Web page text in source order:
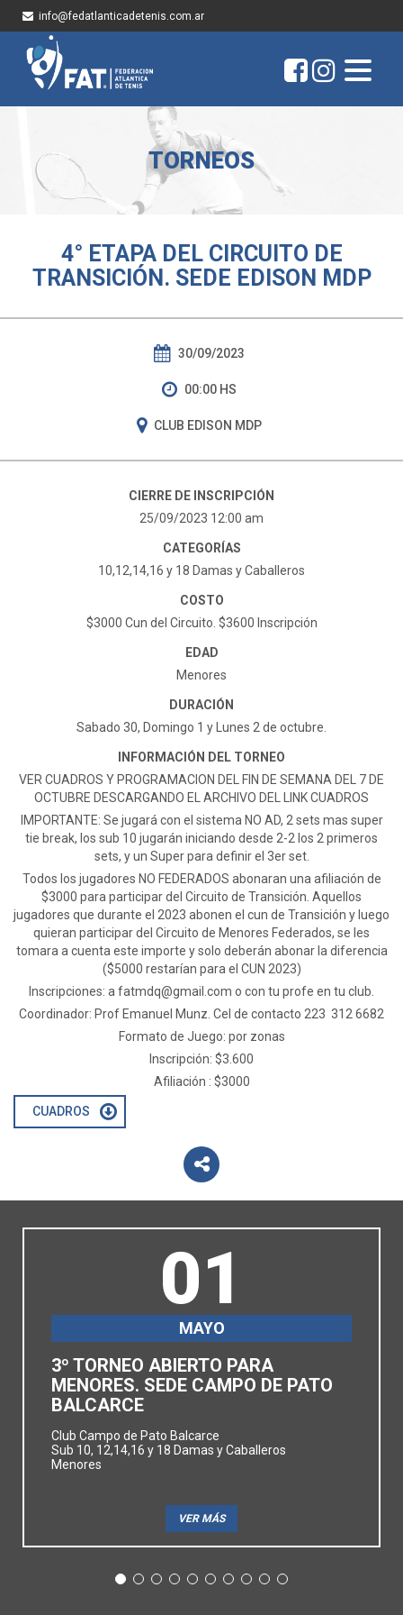
info@fedatlanticadetenis.com.ar
TORNEOS
4° ETAPA DEL CIRCUITO DE
TRANSICIÓN. SEDE EDISON MDP
30/09/2023
00:00 HS
CLUB EDISON MDP
CIERRE DE INSCRIPCIÓN
25/09/2023 12:00 am
CATEGORÍAS
10,12,14,16 y 18 Damas y Caballeros
COSTO
$3000 Cun del Circuito. $3600 Inscripción
EDAD
Menores
DURACIÓN
Sabado 30, Domingo 1 y Lunes 2 de octubre.
INFORMACIÓN DEL TORNEO
VER CUADROS Y PROGRAMACION DEL FIN DE SEMANA DEL 7 DE
OCTUBRE DESCARGANDO EL ARCHIVO DEL LINK CUADROS
IMPORTANTE: Se jugará con el sistema NO AD, 2 sets mas super
tie break, los sub 10 jugarán iniciando desde 2-2 los 2 primeros
sets, y un Super para definir el 3er set.
Todos los jugadores NO FEDERADOS abonaran una afiliación de
$3000 para participar del Circuito de Transición. Aquellos
jugadores que durante el 2023 abonen el cun de Transición y luego
quieran participar del Circuito de Menores Federados, se les
tomara a cuenta este importe y solo deberán abonar la diferencia
($5000 restarían para el CUN 2023)
Inscripciones: a fatmdq@gmail.com o con tu profe en tu club.
Coordinador: Prof Emanuel Munz. Cel de contacto 223 312 6682
Formato de Juego: por zonas
Inscripción: $3.600
Afiliación : $3000
CUADROS
01
MAYO
3º TORNEO ABIERTO PARA
MENORES. SEDE CAMPO DE PATO
BALCARCE
Club Campo de Pato Balcarce
Sub 10, 12,14,16 y 18 Damas y Caballeros
Menores
VER MÁS